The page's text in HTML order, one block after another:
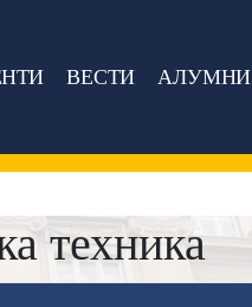
ВЕСТИ АЛУМНИ
техника